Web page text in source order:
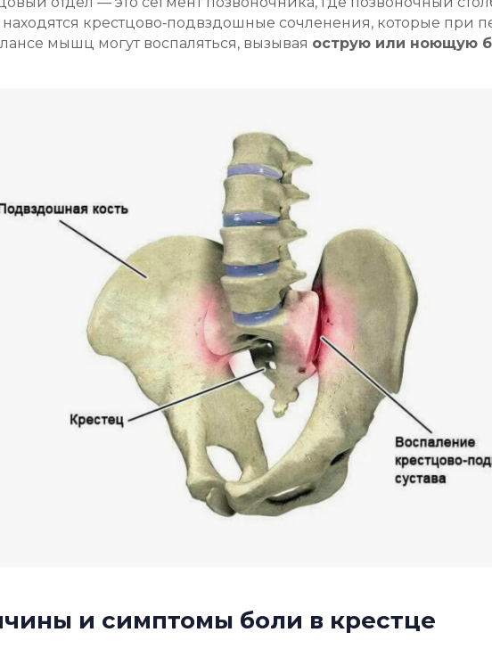
крестцово‑подвздошные сочленения, которые при
мышц могут воспаляться, вызывая острую или ноющую
и симптомы боли в крестце